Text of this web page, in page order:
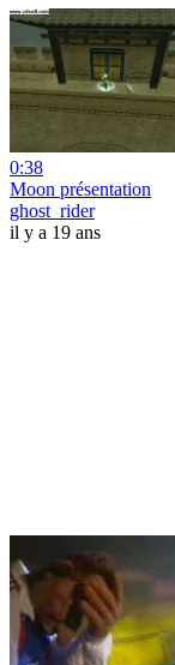
0:38
Moon présentation
ghost_rider
il y a 19 ans